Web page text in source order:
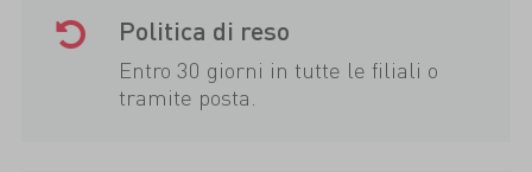
Politica di reso
Entro 30 giorni in tutte le filiali o
tramite posta.